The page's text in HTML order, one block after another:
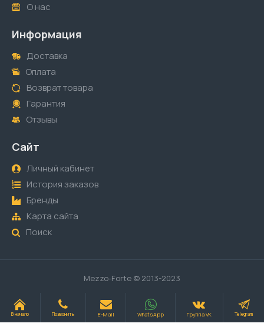
О нас
Информация
Доставка
Оплата
Возврат товара
Гарантия
Отзывы
Сайт
Личный кабинет
История заказов
Бренды
Карта сайта
Поиск
Mezzo-Forte © 2013-2023
В начало Позвонить E-Mail WhatsApp Группа VK Telegram